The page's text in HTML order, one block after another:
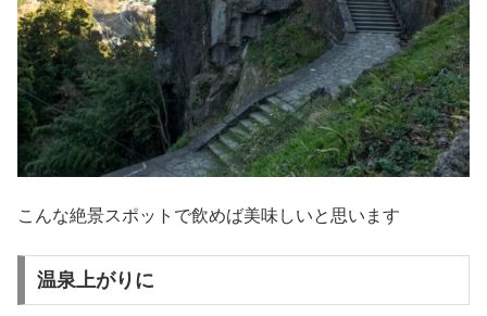
こんな絶景スポットで飲めば美味しいと思います
温泉上がりに